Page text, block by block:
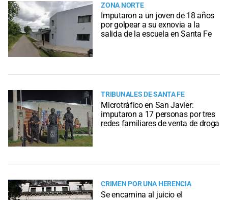
ZONA NORTE
Imputaron a un joven de 18 años
por golpear a su exnovia a la
salida de la escuela en Santa Fe
TRIBUNALES DE SANTA FE
Microtráfico en San Javier:
imputaron a 17 personas por tres
redes familiares de venta de droga
CRIMEN POR UNA HERENCIA
Se encamina al juicio el